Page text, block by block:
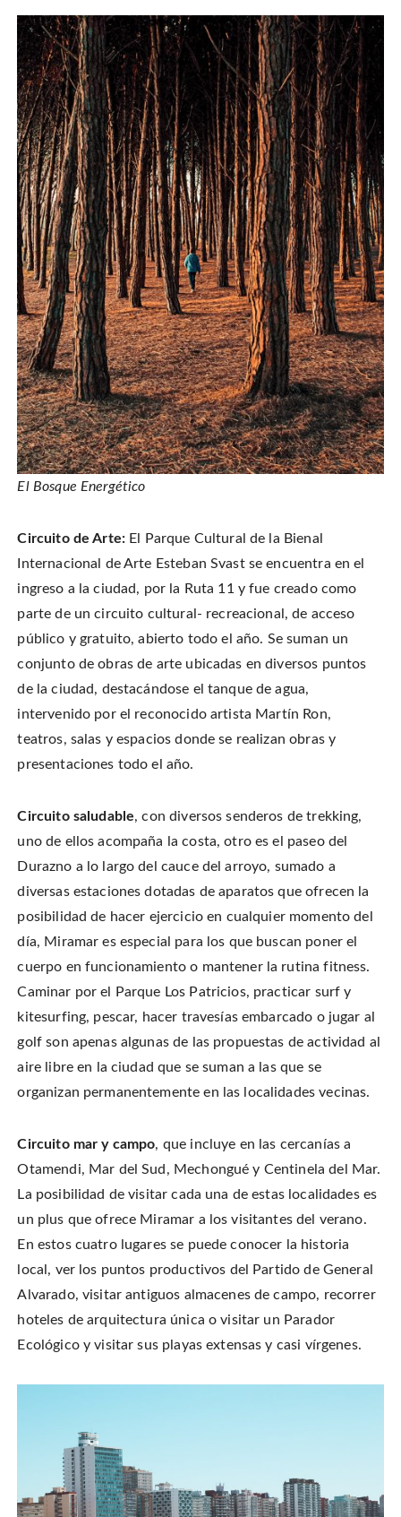
El Bosque Energético
Circuito de Arte: El Parque Cultural de la Bienal
Internacional de Arte Esteban Svast se encuentra en el
ingreso a la ciudad, por la Ruta 11 y fue creado como
parte de un circuito cultural- recreacional, de acceso
público y gratuito, abierto todo el año. Se suman un
conjunto de obras de arte ubicadas en diversos puntos
de la ciudad, destacándose el tanque de agua,
intervenido por el reconocido artista Martín Ron,
teatros, salas y espacios donde se realizan obras y
presentaciones todo el año.
Circuito saludable, con diversos senderos de trekking,
uno de ellos acompaña la costa, otro es el paseo del
Durazno a lo largo del cauce del arroyo, sumado a
diversas estaciones dotadas de aparatos que ofrecen la
posibilidad de hacer ejercicio en cualquier momento del
día, Miramar es especial para los que buscan poner el
cuerpo en funcionamiento o mantener la rutina fitness.
Caminar por el Parque Los Patricios, practicar surf y
kitesurfing, pescar, hacer travesías embarcado o jugar al
golf son apenas algunas de las propuestas de actividad al
aire libre en la ciudad que se suman a las que se
organizan permanentemente en las localidades vecinas.
Circuito mar y campo, que incluye en las cercanías a
Otamendi, Mar del Sud, Mechongué y Centinela del Mar.
La posibilidad de visitar cada una de estas localidades es
un plus que ofrece Miramar a los visitantes del verano.
En estos cuatro lugares se puede conocer la historia
local, ver los puntos productivos del Partido de General
Alvarado, visitar antiguos almacenes de campo, recorrer
hoteles de arquitectura única o visitar un Parador
Ecológico y visitar sus playas extensas y casi vírgenes.